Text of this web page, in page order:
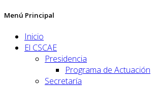
Menú Principal
Inicio
El CSCAE
Presidencia
Programa de Actuación
Secretaría